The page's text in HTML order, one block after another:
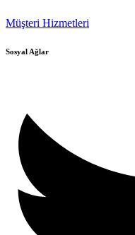
Müşteri Hizmetleri
Sosyal Ağlar